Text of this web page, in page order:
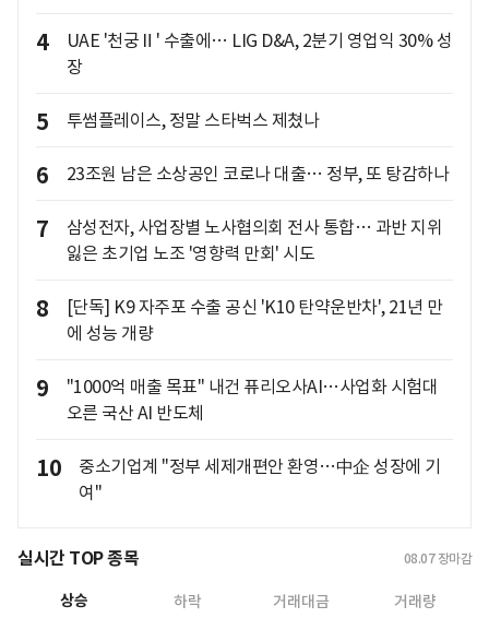
4
UAE '천궁Ⅱ' 수출에… LIG D&A, 2분기 영업익 30% 성
장
5 투썸플레이스, 정말 스타벅스 제쳤나
6 23조원 남은 소상공인 코로나 대출… 정부, 또 탕감하나
7
삼성전자, 사업장별 노사협의회 전사 통합… 과반 지위
잃은 초기업 노조 '영향력 만회' 시도
8
[단독] K9 자주포 수출 공신 'K10 탄약운반차', 21년 만
에 성능 개량
9
"1000억 매출 목표" 내건 퓨리오사AI…사업화 시험대
오른 국산 AI 반도체
10
중소기업계 "정부 세제개편안 환영…中企 성장에 기
여"
실시간 TOP 종목 08.07 장마감
상승 하락 거래대금 거래량